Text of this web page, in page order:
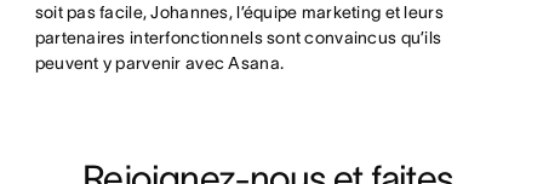
soit pas facile, Johannes, l’équipe marketing et leurs
partenaires interfonctionnels sont convaincus qu’ils
peuvent y parvenir avec Asana.